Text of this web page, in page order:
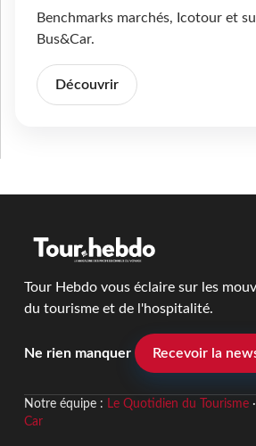
Benchmarks marchés, Icotour et
Bus&Car.
Découvrir
Tour Hebdo vous éclaire sur les
du tourisme et de l'hospitalité.
Ne rien manquer Recevoir la
Notre équipe : Le Quotidien du Tourisme·
Car